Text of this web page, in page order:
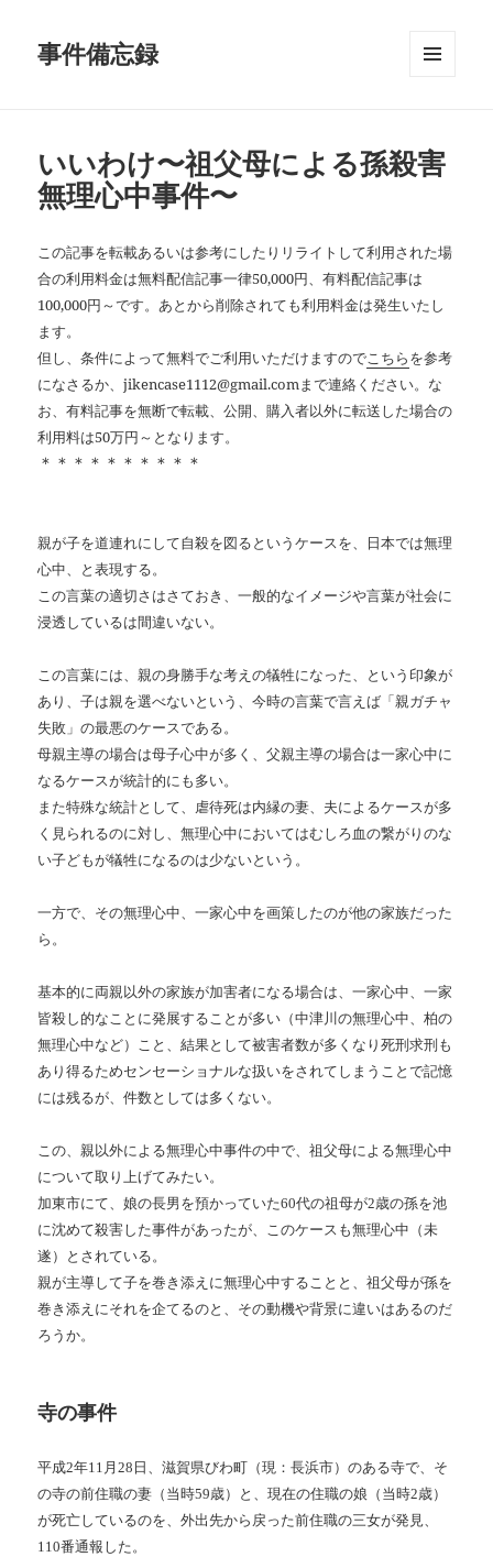
事件備忘録
ット
いいわけ〜祖父母による孫殺害
無理心中事件〜
この記事を転載あるいは参考にしたりリライトして利用された場
合の利用料金は無料配信記事一律50,000円、有料配信記事は
100,000円～です。あとから削除されても利用料金は発生いたし
ます。
但し、条件によって無料でご利用いただけますのでこちらを参考
になさるか、jikencase1112@gmail.comまで連絡ください。な
お、有料記事を無断で転載、公開、購入者以外に転送した場合の
利用料は50万円～となります。
＊＊＊＊＊＊＊＊＊＊
親が子を道連れにして自殺を図るというケースを、日本では無理
心中、と表現する。
この言葉の適切さはさておき、一般的なイメージや言葉が社会に
浸透しているは間違いない。
この言葉には、親の身勝手な考えの犠牲になった、という印象が
あり、子は親を選べないという、今時の言葉で言えば「親ガチャ
失敗」の最悪のケースである。
母親主導の場合は母子心中が多く、父親主導の場合は一家心中に
なるケースが統計的にも多い。
また特殊な統計として、虐待死は内縁の妻、夫によるケースが多
く見られるのに対し、無理心中においてはむしろ血の繋がりのな
い子どもが犠牲になるのは少ないという。
一方で、その無理心中、一家心中を画策したのが他の家族だった
ら。
基本的に両親以外の家族が加害者になる場合は、一家心中、一家
皆殺し的なことに発展することが多い（中津川の無理心中、柏の
無理心中など）こと、結果として被害者数が多くなり死刑求刑も
あり得るためセンセーショナルな扱いをされてしまうことで記憶
には残るが、件数としては多くない。
この、親以外による無理心中事件の中で、祖父母による無理心中
について取り上げてみたい。
加東市にて、娘の長男を預かっていた60代の祖母が2歳の孫を池
に沈めて殺害した事件があったが、このケースも無理心中（未
遂）とされている。
親が主導して子を巻き添えに無理心中することと、祖父母が孫を
巻き添えにそれを企てるのと、その動機や背景に違いはあるのだ
ろうか。
寺の事件
平成2年11月28日、滋賀県びわ町（現：長浜市）のある寺で、そ
の寺の前住職の妻（当時59歳）と、現在の住職の娘（当時2歳）
が死亡しているのを、外出先から戻った前住職の三女が発見、
110番通報した。